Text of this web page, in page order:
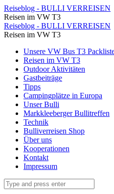
Eine
große
freie
Fläche
von
herrlichen
Torbögen
umschlossen.
Reiseblog
BULLI
VERREISEN
Reiseblog - BULLI VERREISEN
Reisen im VW T3
Eine
große
freie
Fläche
von
herrlichen
Torbögen
umschlossen.
Reiseblog
BULLI
VERREISEN
Reiseblog - BULLI VERREISEN
Reisen im VW T3
Skip
content
Unsere VW Bus T3
Reisen im VW T3
Outdoor Aktivitäten
Gastbeiträge
Tipps
Campingplätze in Europa
Unser Bulli
Markkleeberger Bullitreffen
Technik
Bulliverreisen Shop
Über uns
Kooperationen
Kontakt
Impressum
Search